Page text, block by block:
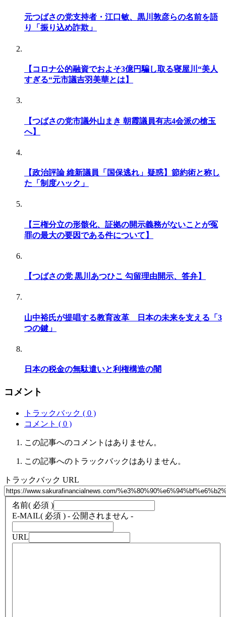
元つばさの党支持者・江口敏、黒川敦彦らの名前を語
り「振り込め詐欺」
【コロナ公的融資でおよそ3億円騙し取る寝屋川“美人
すぎる“元市議吉羽美華とは】
【つばさの党市議外山まき 朝霞議員有志4会派の槍玉
へ】
【政治評論 維新議員「国保逃れ」疑惑】節約術と称し
た「制度ハック」
【三権分立の形骸化、証拠の開示義務がないことが冤
罪の最大の要因である件について】
【つばさの党 黒川あつひこ 勾留理由開示、答弁】
山中裕氏が提唱する教育改革 日本の未来を支える「3
つの鍵」
日本の税金の無駄遣いと利権構造の闇
コメント
トラックバック ( 0 )
コメント ( 0 )
この記事へのコメントはありません。
この記事へのトラックバックはありません。
トラックバック URL
名前( 必須 )
E-MAIL( 必須 ) - 公開されません -
URL